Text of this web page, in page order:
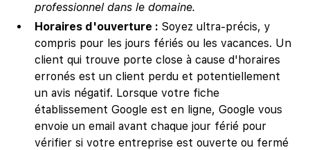
professionnel dans le domaine.
Horaires d'ouverture : Soyez ultra-précis, y
compris pour les jours fériés ou les vacances. Un
client qui trouve porte close à cause d'horaires
erronés est un client perdu et potentiellement
un avis négatif. Lorsque votre fiche
établissement Google est en ligne, Google vous
envoie un email avant chaque jour férié pour
vérifier si votre entreprise est ouverte ou fermé